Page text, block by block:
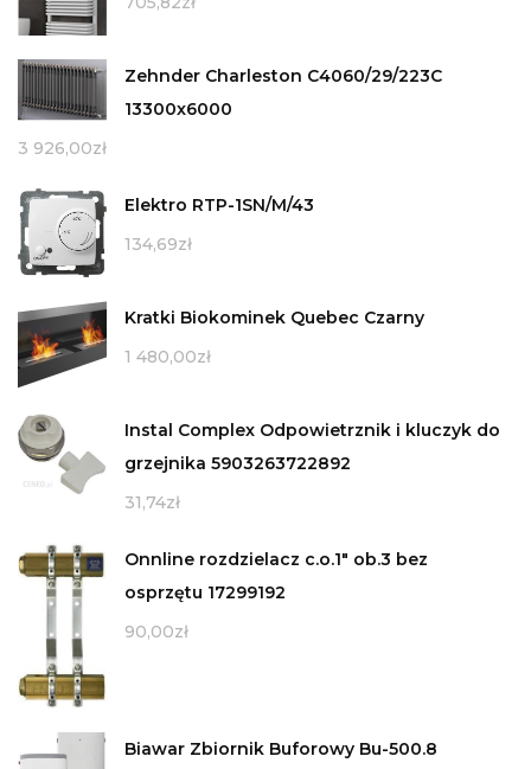
Zehnder Charleston C4060/29/223C
13300x6000
3 926,00zł
Elektro RTP-1SN/M/43
134,69zł
Kratki Biokominek Quebec Czarny
1 480,00zł
Instal Complex Odpowietrznik i kluczyk do
grzejnika 5903263722892
31,74zł
Onnline rozdzielacz c.o.1" ob.3 bez
osprzętu 17299192
90,00zł
Biawar Zbiornik Buforowy Bu-500.8